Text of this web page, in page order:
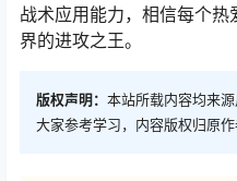
战术应用能力，相信每个
界的进攻之王。
版权声明： 本站所载内容均来
大家参考学习，内容版权归原